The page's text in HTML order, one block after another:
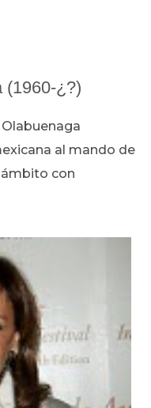
(1960-¿?)
al mando de
con